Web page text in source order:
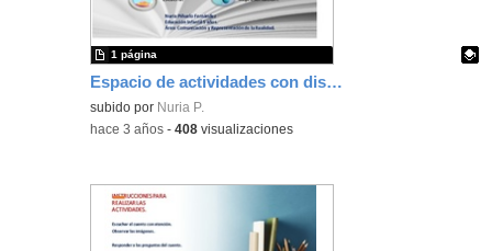
Espacio de actividades con distintos ritmos de aprendizaje.
Contenido educativo.
subido por Nuria P.
1 página
-hace 3 años -408 visualizaciones